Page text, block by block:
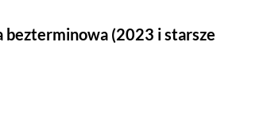
bezterminowa (2023 i starsze